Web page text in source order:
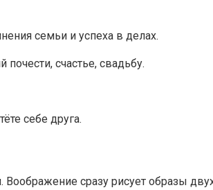
семьи и успеха в делах.
счастье, свадьбу.
себе друга.
сразу рисует образы